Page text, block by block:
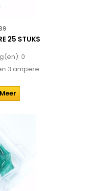
25 STUKS
0
3 ampere
Meer